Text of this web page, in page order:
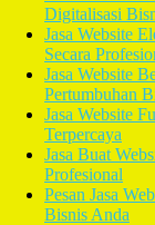
Digitalisasi
Jasa Website
Secara
Jasa Website
Pertumbuhan
Jasa Website
Terpercaya
Jasa Buat
Profesional
Pesan Jasa
Bisnis Anda